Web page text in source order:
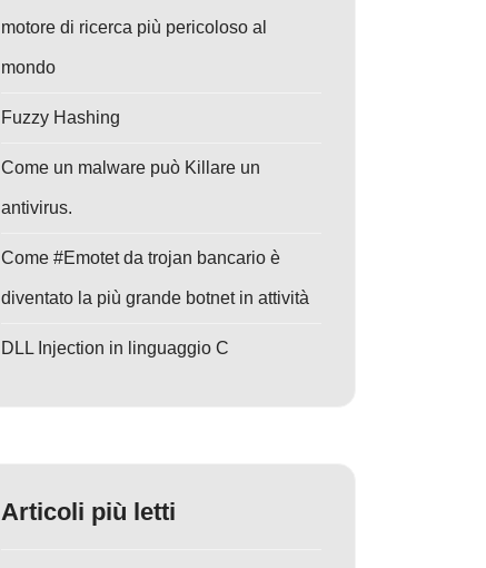
motore di ricerca più pericoloso al
mondo
Fuzzy Hashing
Come un malware può Killare un
antivirus.
Come #Emotet da trojan bancario è
diventato la più grande botnet in attività
DLL Injection in linguaggio C
Articoli più letti